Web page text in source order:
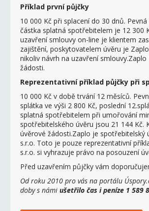
Příklad první půjčky
10 000 Kč při splacení do 30 dnů.
částka splatná spotřebitelem je 12 300
uzavření smlouvy on-line je klientem
zajištění, poskytovatelem úvěru je
nikoliv návrh na uzavření
žádosti.
Reprezentativní příklad půjčky při
10 000 Kč v době trvání 12 měsíců.
splátka ve výši 2 800 Kč, poslední
splatná spotřebitelem při umořování
spotřebitelského úvěru jsou 21 144 Kč.
úvěrové žádosti.Zaplo je spotřebitelský
s.r.o. Toto je pouze reprezentativní
s.r.o. si vyhrazuje právo na posouzení
Před uzavřením půjčky vám
Od roku 2010 pro vás na portálu
doby s námi ušetřilo čas i peníze 1 589